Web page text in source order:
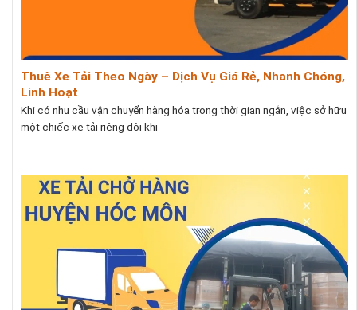
Thuê Xe Tải Theo Ngày – Dịch Vụ Giá Rẻ, Nhanh Chóng,
Linh Hoạt
Khi có nhu cầu vận chuyển hàng hóa trong thời gian ngắn, việc sở hữu
một chiếc xe tải riêng đôi khi